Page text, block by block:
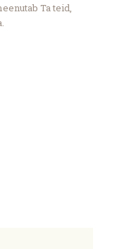
Ta teid,